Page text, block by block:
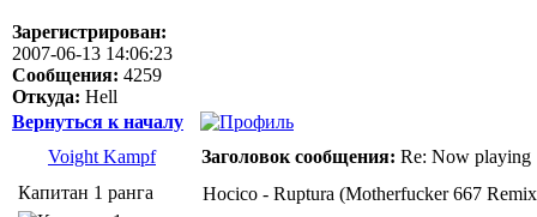
Зарегистрирован:
2007-06-13 14:06:23
Сообщения: 4259
Откуда: Hell
Вернуться к началу
Voight Kampf
Заголовок сообщения: Re: Now playing
Капитан 1 ранга
Hocico - Ruptura (Motherfucker 667